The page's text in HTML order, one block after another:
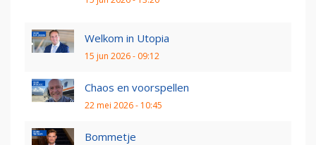
Welkom in Utopia
15 jun 2026 - 09:12
Chaos en voorspellen
22 mei 2026 - 10:45
Bommetje